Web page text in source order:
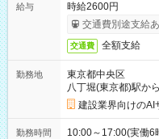
給与
時給2600円
交通費別途支給
交通費 全額支給
勤務地
東京都中央区
八丁堀(東京都)駅か
建設業界向けのAI
勤務時間
10:00～17:00(実働